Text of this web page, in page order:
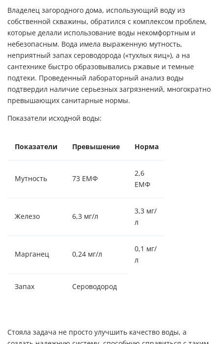
Владелец загородного дома, использующий воду из
собственной скважины, обратился с комплексом проблем,
которые делали использование воды некомфортным и
небезопасным. Вода имела выраженную мутность,
неприятный запах сероводорода («тухлых яиц»), а на
сантехнике быстро образовывались ржавые и темные
подтеки. Проведенный лабораторный анализ воды
подтвердил наличие серьезных загрязнений, многократно
превышающих санитарные нормы.
Показатели исходной воды:
Показатели Превышение Норма
Мутность 73 ЕМФ
2,6
ЕМФ
Железо 6,3 мг/л
3,3 мг/
л
Марганец 0,24 мг/л
0,1 мг/
л
Запах Сероводород
Стояла задача не просто улучшить качество воды, а